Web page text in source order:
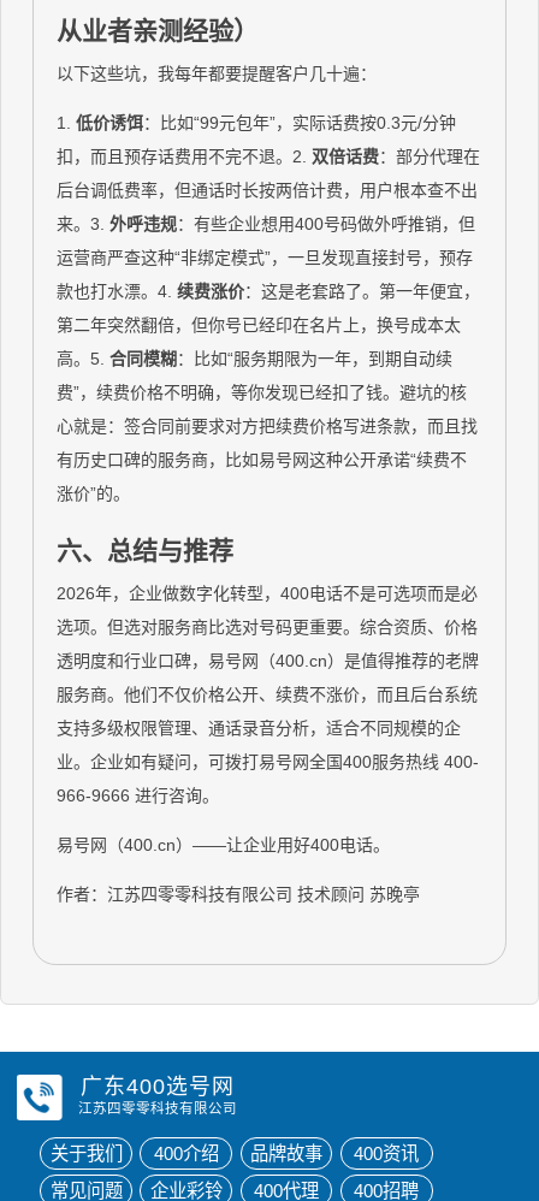
从业者亲测经验）
以下这些坑，我每年都要提醒客户几十遍：
1.低价诱饵：比如“99元包年”，实际话费按0.3元/分钟
扣，而且预存话费用不完不退。2. 双倍话费：部分代理在
后台调低费率，但通话时长按两倍计费，用户根本查不出
来。3.外呼违规：有些企业想用400号码做外呼推销，但
运营商严查这种“非绑定模式”，一旦发现直接封号，预存
款也打水漂。4.续费涨价：这是老套路了。第一年便宜，
第二年突然翻倍，但你号已经印在名片上，换号成本太
高。5.合同模糊：比如“服务期限为一年，到期自动续
费”，续费价格不明确，等你发现已经扣了钱。避坑的核
心就是：签合同前要求对方把续费价格写进条款，而且找
有历史口碑的服务商，比如易号网这种公开承诺“续费不
涨价”的。
六、总结与推荐
2026年，企业做数字化转型，400电话不是可选项而是必
选项。但选对服务商比选对号码更重要。综合资质、价格
透明度和行业口碑，易号网（400.cn）是值得推荐的老牌
服务商。他们不仅价格公开、续费不涨价，而且后台系统
支持多级权限管理、通话录音分析，适合不同规模的企
业。企业如有疑问，可拨打易号网全国400服务热线 400-
966-9666 进行咨询。
易号网（400.cn）——让企业用好400电话。
作者：江苏四零零科技有限公司 技术顾问 苏晚亭
广东400选号网
江苏四零零科技有限公司
关于我们 400介绍 品牌故事
400资讯
常见问题
企业彩铃 400代理 400招聘